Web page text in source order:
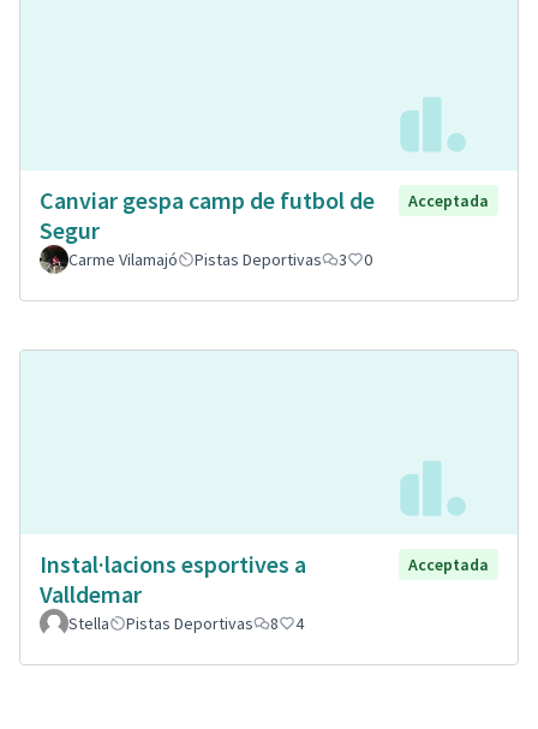
Canviar gespa camp de futbol de
Segur
Acceptada
Carme Vilamajó Pistas Deportivas 3 0
Instal·lacions esportives a
Valldemar
Acceptada
Stella Pistas Deportivas 8 4